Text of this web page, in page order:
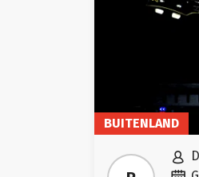
BUITENLAND
